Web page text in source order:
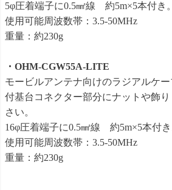
5φ圧着端子に0.5㎟線 約5m×5本付き。
使用可能周波数帯：3.5-50MHz
重量：約230g
・OHM-CGW55A-LITE
モービルアンテナ向けのラジアルケ
付基台コネクター部分にナットや飾
さい。
16φ圧着端子に0.5㎟線 約5m×5本付き
使用可能周波数帯：3.5-50MHz
重量：約230g